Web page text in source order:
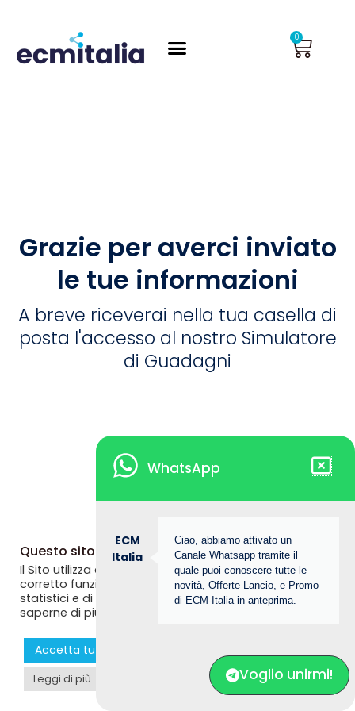
contenuto
0
Grazie per averci inviato
le tue informazioni
A breve riceverai nella tua casella di
posta l'accesso al nostro Simulatore
di Guadagni
© Copyright 2025, The Bridge MED srl. ECM ITALIA è un
marchio registrato da The Bridge MED srl. All this was
proudly made in Italy!
Questo sito web utilizza i cookie
Il Sito utilizza alcuni cookie tecnici necessari per il
corretto funzionamento dello stesso, nonché cookie
statistici e di profilazione anche di terze parti. Se vuoi
saperne di più consulta la
Accetta tutti i coookie
Leggi di più
WhatsApp
Ciao, abbiamo attivato un
Canale Whatsapp tramite il
quale puoi conoscere tutte le
novità, Offerte Lancio, e Promo
di ECM-Italia in anteprima.
ECM
Italia
Voglio unirmi!